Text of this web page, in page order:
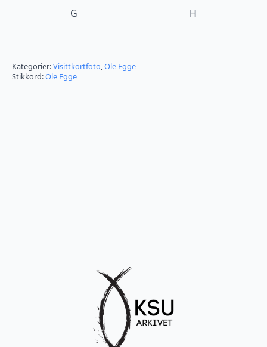
G H
Kategorier:Visittkortfoto Ole Egge
Stikkord:Ole Egge